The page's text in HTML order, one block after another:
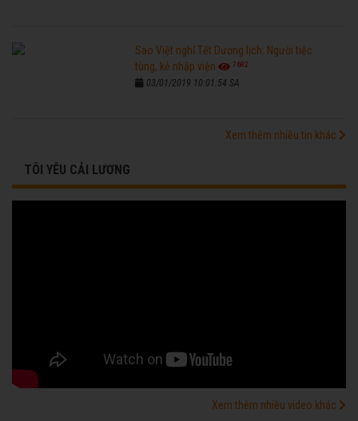
Sao Việt nghỉ Tết Dương lịch: Người tiệc
tùng, kẻ nhập viện
7682
03/01/2019 10:01:54 SA
Xem thêm nhiều tin khác
TÔI YÊU CẢI LƯƠNG
Xem thêm nhiều video khác